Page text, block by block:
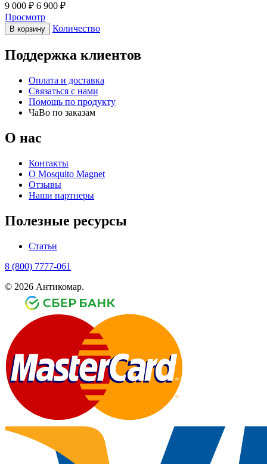
9 000 ₽ 6 900 ₽
Просмотр
В корзину Количество
Поддержка клиентов
Оплата и доставка
Связаться с нами
Помощь по продукту
ЧаВо по заказам
О нас
Контакты
О Mosquito Magnet
Отзывы
Наши партнеры
Полезные ресурсы
Статьи
8 (800) 7777-061
© 2026 Антикомар.